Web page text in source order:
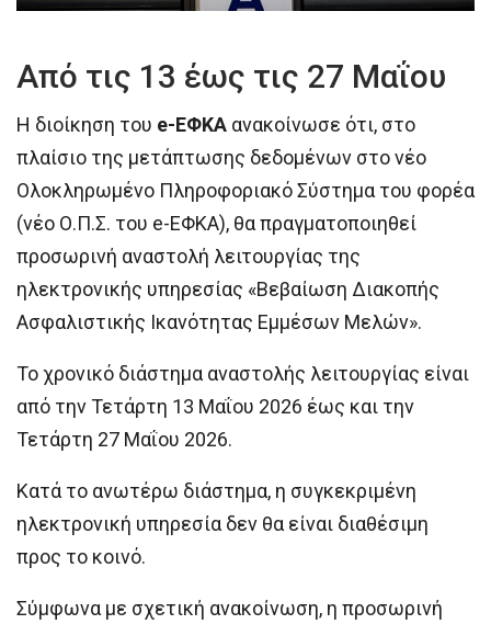
Από τις 13 έως τις 27 Μαΐου
Η διοίκηση του e-ΕΦΚΑ ανακοίνωσε ότι, στο
πλαίσιο της μετάπτωσης δεδομένων στο νέο
Ολοκληρωμένο Πληροφοριακό Σύστημα του φορέα
(νέο Ο.Π.Σ. του e-ΕΦΚΑ), θα πραγματοποιηθεί
προσωρινή αναστολή λειτουργίας της
ηλεκτρονικής υπηρεσίας «Βεβαίωση Διακοπής
Ασφαλιστικής Ικανότητας Εμμέσων Μελών».
Το χρονικό διάστημα αναστολής λειτουργίας είναι
από την Τετάρτη 13 Μαΐου 2026 έως και την
Τετάρτη 27 Μαΐου 2026.
Κατά το ανωτέρω διάστημα, η συγκεκριμένη
ηλεκτρονική υπηρεσία δεν θα είναι διαθέσιμη
προς το κοινό.
Σύμφωνα με σχετική ανακοίνωση, η προσωρινή